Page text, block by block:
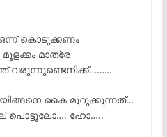
കൊടുക്കണം
മാത്രേ
വരുന്നുണ്ടെനിക്ക്………
കൈ മുറുക്കുന്നത്…
പൊട്ടൂലോ…. ഹോ…..